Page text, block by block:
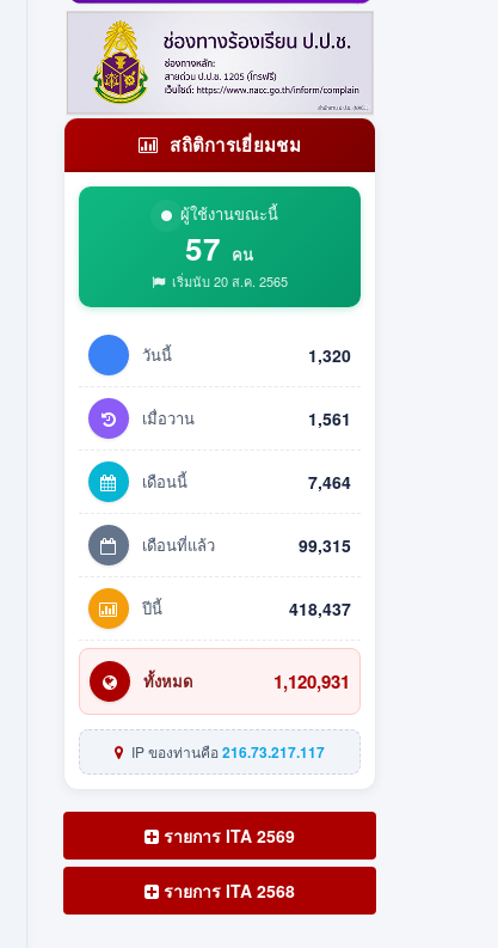
สถิติการเยี่ยมชม
ผู้ใช้งานขณะนี้
57 คน
เริ่มนับ 20 ส.ค. 2565
วันนี้ 1,320
เมื่อวาน 1,561
เดือนนี้ 7,464
เดือนที่แล้ว 99,315
ปีนี้ 418,437
ทั้งหมด 1,120,931
IP ของท่านคือ216.73.217.117
รายการ ITA 2569
รายการ ITA 2568